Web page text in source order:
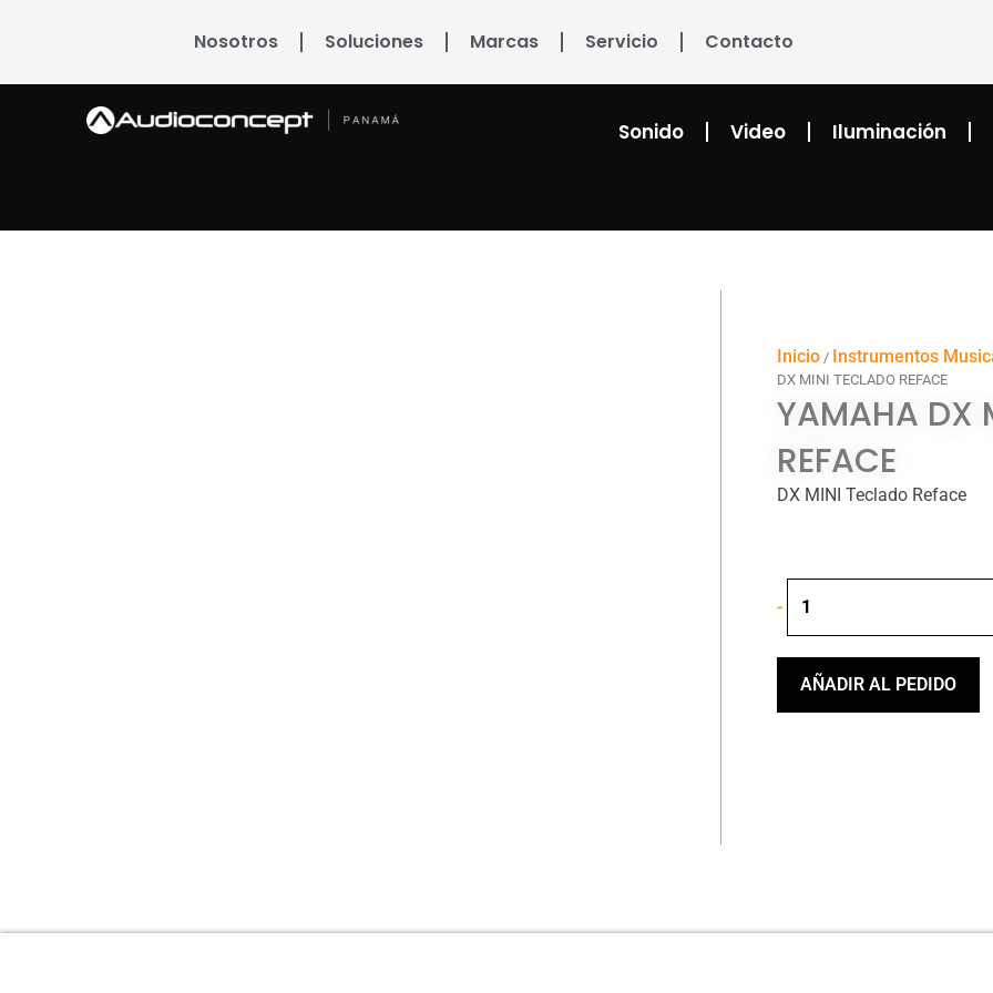
Nosotros Soluciones Marcas Servicio Contacto
Sonido Video Iluminación
Inicio/ Instrumentos
DX MINI TECLADO REFACE
YAMAHA DX
REFACE
DX MINI Teclado Reface
-
DX
MINI
TECLADO
REFACE
AÑADIR AL PEDIDO